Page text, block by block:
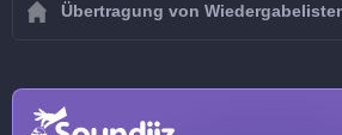
Übertragung von